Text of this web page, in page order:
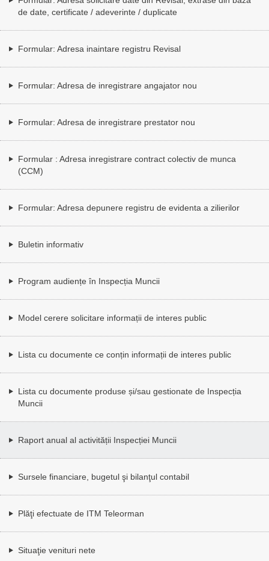
de date, certificate / adeverinte / duplicate
Formular: Adresa inaintare registru Revisal
Formular: Adresa de inregistrare angajator nou
Formular: Adresa de inregistrare prestator nou
Formular : Adresa inregistrare contract colectiv de munca
(CCM)
Formular: Adresa depunere registru de evidenta a zilierilor
Buletin informativ
Program audiențe în Inspecția Muncii
Model cerere solicitare informații de interes public
Lista cu documente ce conțin informații de interes public
Lista cu documente produse și/sau gestionate de Inspecția
Muncii
Raport anual al activității Inspecției Muncii
Sursele financiare, bugetul şi bilanţul contabil
Plăţi efectuate de ITM Teleorman
Situaţie venituri nete